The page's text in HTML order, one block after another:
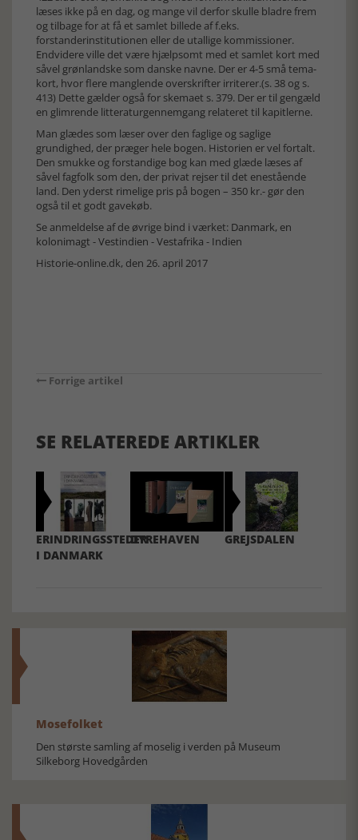
læses ikke på en dag, og mange vil derfor skulle bladre frem
og tilbage for at få et samlet billede af f.eks.
forstanderinstitutionen eller de utallige kommissioner.
Endvidere ville det være hjælpsomt med et samlet kort med
såvel grønlandske som danske navne. Der er 4-5 små tema-
kort, hvor flere manglende overskrifter irriterer.(s. 38 og s.
413) Dette gælder også for skemaet s. 379. Der er til gengæld
en glimrende litteraturgennemgang relateret til kapitlerne.
Man glædes som læser over den faglige og saglige
grundighed, der præger hele bogen. Historien er vel fortalt.
Den smukke og forstandige bog kan med glæde læses af
såvel fagfolk som den, der privat rejser til det enestående
land. Den yderst rimelige pris på bogen – 350 kr.- gør den
også til et godt gavekøb.
Se anmeldelse af de øvrige bind i værket: Danmark, en
kolonimagt -Vestindien -Vestafrika - Indien
Historie-online.dk, den 26. april 2017
Forrige artikel
SE RELATEREDE ARTIKLER
ERINDRINGSSTEDER
I DANMARK
DYREHAVEN GREJSDALEN
Mosefolket
Den største samling af moselig i verden på Museum
Silkeborg Hovedgården